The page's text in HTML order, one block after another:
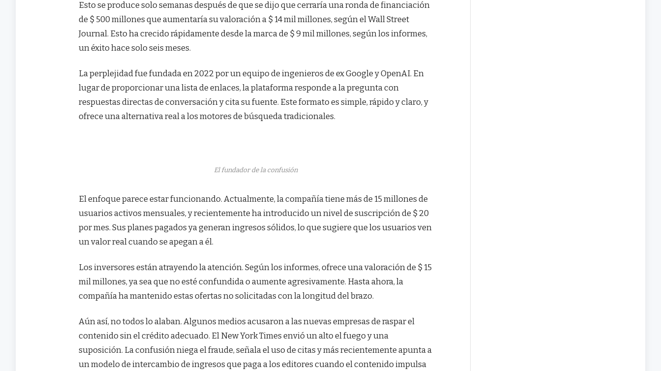
Esto se produce solo semanas después de que se dijo que cerraría una ronda de financiación
de $ 500 millones que aumentaría su valoración a $ 14 mil millones, según el Wall Street
Journal. Esto ha crecido rápidamente desde la marca de $ 9 mil millones, según los informes,
un éxito hace solo seis meses.
La perplejidad fue fundada en 2022 por un equipo de ingenieros de ex Google y OpenAI. En
lugar de proporcionar una lista de enlaces, la plataforma responde a la pregunta con
respuestas directas de conversación y cita su fuente. Este formato es simple, rápido y claro, y
ofrece una alternativa real a los motores de búsqueda tradicionales.
El fundador de la confusión
El enfoque parece estar funcionando. Actualmente, la compañía tiene más de 15 millones de
usuarios activos mensuales, y recientemente ha introducido un nivel de suscripción de $ 20
por mes. Sus planes pagados ya generan ingresos sólidos, lo que sugiere que los usuarios ven
un valor real cuando se apegan a él.
Los inversores están atrayendo la atención. Según los informes, ofrece una valoración de $ 15
mil millones, ya sea que no esté confundida o aumente agresivamente. Hasta ahora, la
compañía ha mantenido estas ofertas no solicitadas con la longitud del brazo.
Aún así, no todos lo alaban. Algunos medios acusaron a las nuevas empresas de raspar el
contenido sin el crédito adecuado. El New York Times envió un alto el fuego y una
suposición. La confusión niega el fraude, señala el uso de citas y más recientemente apunta a
un modelo de intercambio de ingresos que paga a los editores cuando el contenido impulsa